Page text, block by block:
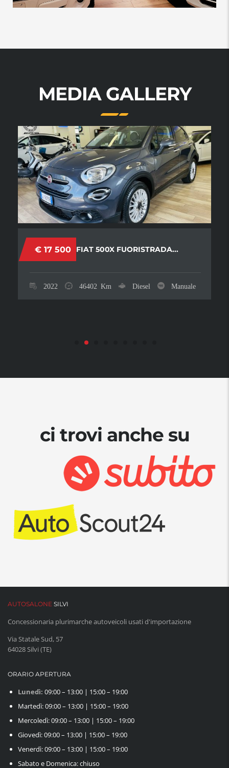
MEDIA GALLERY
€ 17 500 FIAT 500X FUORISTRADA...
2022 46402 Km Diesel Manuale
ci trovi anche su
AUTOSALONE SILVI
Concessionaria plurimarche autoveicoli usati d'importazione
Via Statale Sud, 57
64028 Silvi (TE)
ORARIO APERTURA
Lunedì: 09:00 – 13:00 | 15:00 – 19:00
Martedì: 09:00 – 13:00 | 15:00 – 19:00
Mercoledì: 09:00 – 13:00 | 15:00 – 19:00
Giovedì: 09:00 – 13:00 | 15:00 – 19:00
Venerdì: 09:00 – 13:00 | 15:00 – 19:00
Sabato e Domenica: chiuso